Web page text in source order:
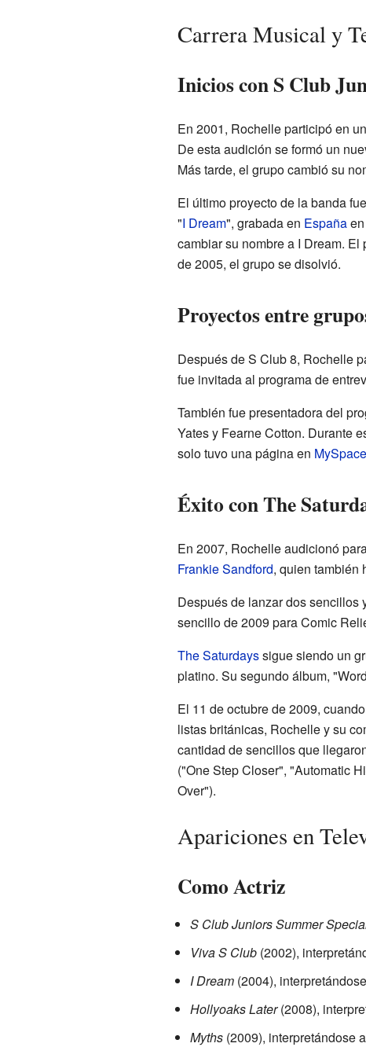
Carrera Musical y
Inicios con S Club
En 2001, Rochelle participó en
De esta audición se formó un
Más tarde, el grupo cambió su
El último proyecto de la banda
"I Dream", grabada en Españaen
cambiar su nombre a I Dream.
de 2005, el grupo se disolvió.
Proyectos entre
Después de S Club 8, Rochelle
fue invitada al programa de
También fue presentadora del
Yates y Fearne Cotton. Durante
solo tuvo una página en MySpace
Éxito con The
En 2007, Rochelle audicionó
Frankie Sandford, quien también
Después de lanzar dos sencillos
sencillo de 2009 para Comic
The Saturdayssigue siendo un
platino. Su segundo álbum,
El 11 de octubre de 2009,
listas británicas, Rochelle y su
cantidad de sencillos que
("One Step Closer", "Automatic
Over").
Apariciones en
Como Actriz
S Club Juniors Summer
Viva S Club(2002),
I Dream(2004),
Hollyoaks Later(2008),
Myths(2009), interpretándose